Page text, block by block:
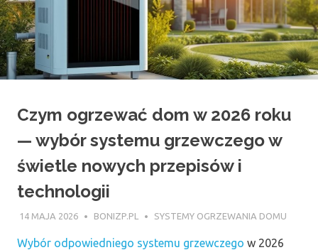
Czym ogrzewać dom w 2026 roku
— wybór systemu grzewczego w
świetle nowych przepisów i
technologii
14 MAJA 2026 BONIZP.PL SYSTEMY OGRZEWANIA DOMU
Wybór odpowiedniego systemu grzewczego w 2026